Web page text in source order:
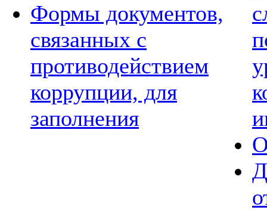
Формы документов,
связанных с
противодействием
коррупции, для
заполнения